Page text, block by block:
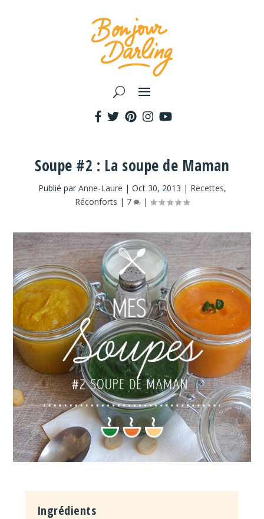
Soupe #2 : La soupe de Maman
Publié par Anne-Laure | Oct 30, 2013 | Recettes,
Réconforts | 7 |
Ingrédients